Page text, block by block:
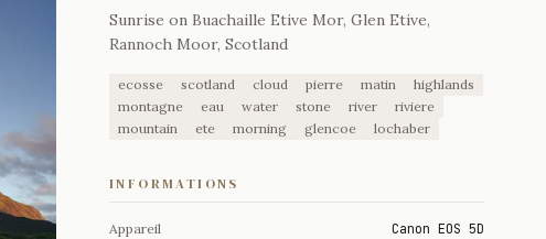
Sunrise on Buachaille Etive Mor, Glen Etive,
Rannoch Moor, Scotland
ecosse scotland cloud pierre matin
highlands
montagne
eau water stone river
riviere
mountain
ete morning glencoe lochaber
INFORMATIONS
Appareil Canon EOS 5D